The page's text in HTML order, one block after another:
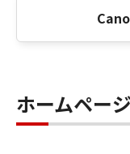
ホームペー